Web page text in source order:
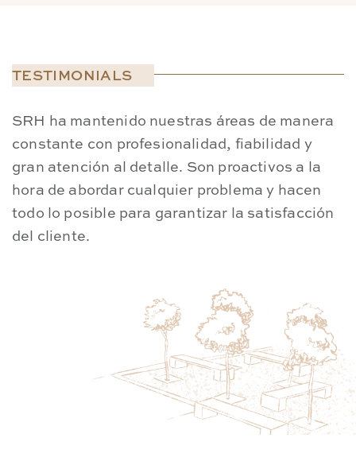
TESTIMONIALS
SRH ha mantenido nuestras áreas de manera
constante con profesionalidad, fiabilidad y
gran atención al detalle. Son proactivos a la
hora de abordar cualquier problema y hacen
todo lo posible para garantizar la satisfacción
del cliente.